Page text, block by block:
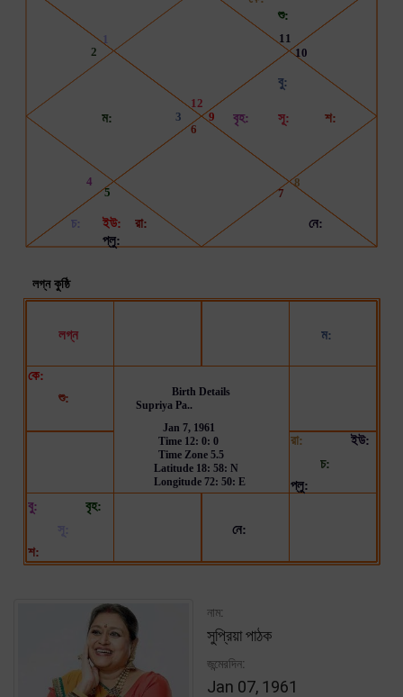
নাম:
সুপ্রিয়া পাঠক
জন্মেরদিন:
Jan 07, 1961